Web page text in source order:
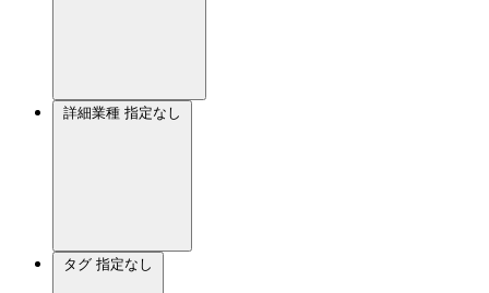
詳細業種 指定なし
タグ 指定なし